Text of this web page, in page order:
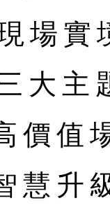
場實
大主
價值
慧升